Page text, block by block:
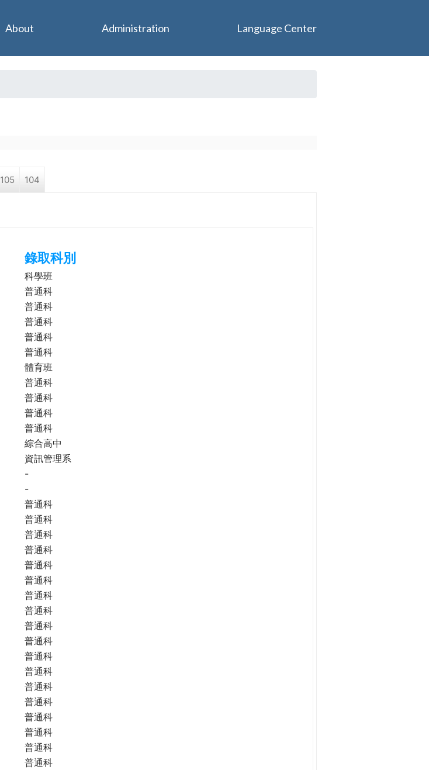
105 104
錄取科別
科學班
普通科
普通科
普通科
普通科
普通科
體育班
普通科
普通科
普通科
普通科
綜合高中
資訊管理系
-
-
普通科
普通科
普通科
普通科
普通科
普通科
普通科
普通科
普通科
普通科
普通科
普通科
普通科
普通科
普通科
普通科
普通科
普通科
About Administration Language Center